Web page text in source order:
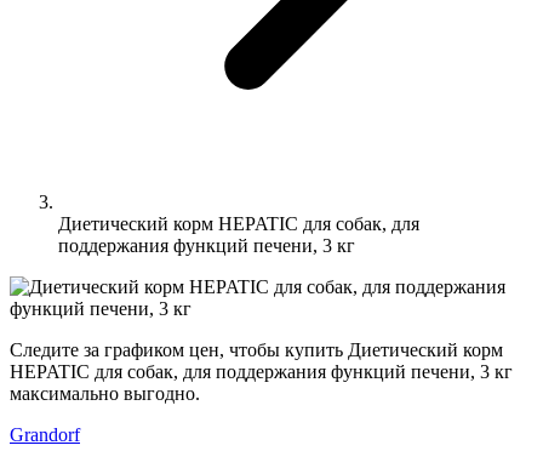
Диетический корм HEPATIC для собак, для
поддержания функций печени, 3 кг
Следите за графиком цен, чтобы купить Диетический корм
HEPATIC для собак, для поддержания функций печени, 3 кг
максимально выгодно.
Grandorf